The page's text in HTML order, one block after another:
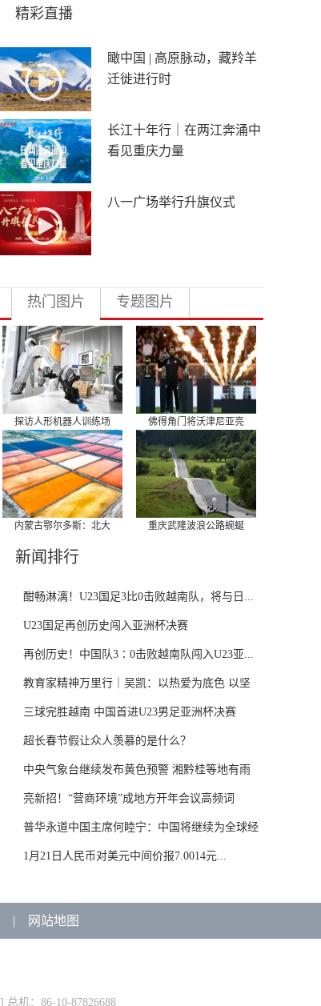
精彩直播
瞰中国 | 高原脉动，藏羚羊
迁徙进行时
长江十年行｜在两江奔涌中
看见重庆力量
八一广场举行升旗仪式
热门图片 专题图片
探访人形机器人训练场 佛得角门将沃津尼亚亮
内蒙古鄂尔多斯：北大 重庆武隆波浪公路蜿蜒
新闻排行
酣畅淋漓！U23国足3比0击败越南队，将与日...
U23国足再创历史闯入亚洲杯决赛
再创历史！中国队3∶0击败越南队闯入U23亚...
教育家精神万里行｜吴凯：以热爱为底色 以坚
守...
三球完胜越南 中国首进U23男足亚洲杯决赛
超长春节假让众人羡慕的是什么？
中央气象台继续发布黄色预警 湘黔桂等地有雨
雪...
亮新招！“营商环境”成地方开年会议高频词
普华永道中国主席何睦宁：中国将继续为全球经
济...
1月21日人民币对美元中间价报7.0014元...
| 网站地图
] 总机：86-10-87826688